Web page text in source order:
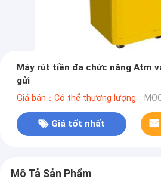
Máy rút tiền đa chức năng Atm
gửi
Giá bán：Có thể thương lượng
Giá tốt nhất
Mô Tả Sản Phẩm